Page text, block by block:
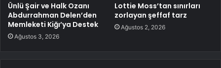
Ünlü Şair ve Halk Ozanı
Abdurrahman Delen’den
Memleketi Kiğı’ya Destek
Ağustos 3, 2026
Lottie Moss’tan sınırları
zorlayan şeffaf tarz
Ağustos 2, 2026